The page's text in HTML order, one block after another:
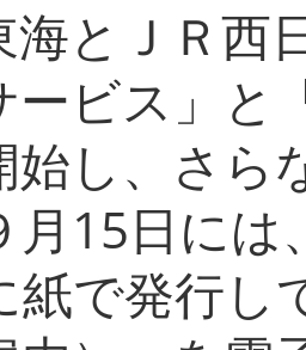
とＪＲ西
ービス」
始し、さら
月15日に
紙で発行し